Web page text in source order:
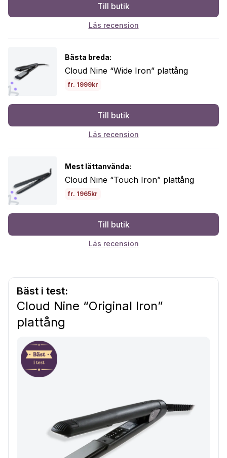
Till butik
Läs recension
Bästa breda:
Cloud Nine “Wide Iron” plattång
fr. 1999kr
Till butik
Läs recension
Mest lättanvända:
Cloud Nine “Touch Iron” plattång
fr. 1965kr
Till butik
Läs recension
Bäst i test:
Cloud Nine “Original Iron”
plattång